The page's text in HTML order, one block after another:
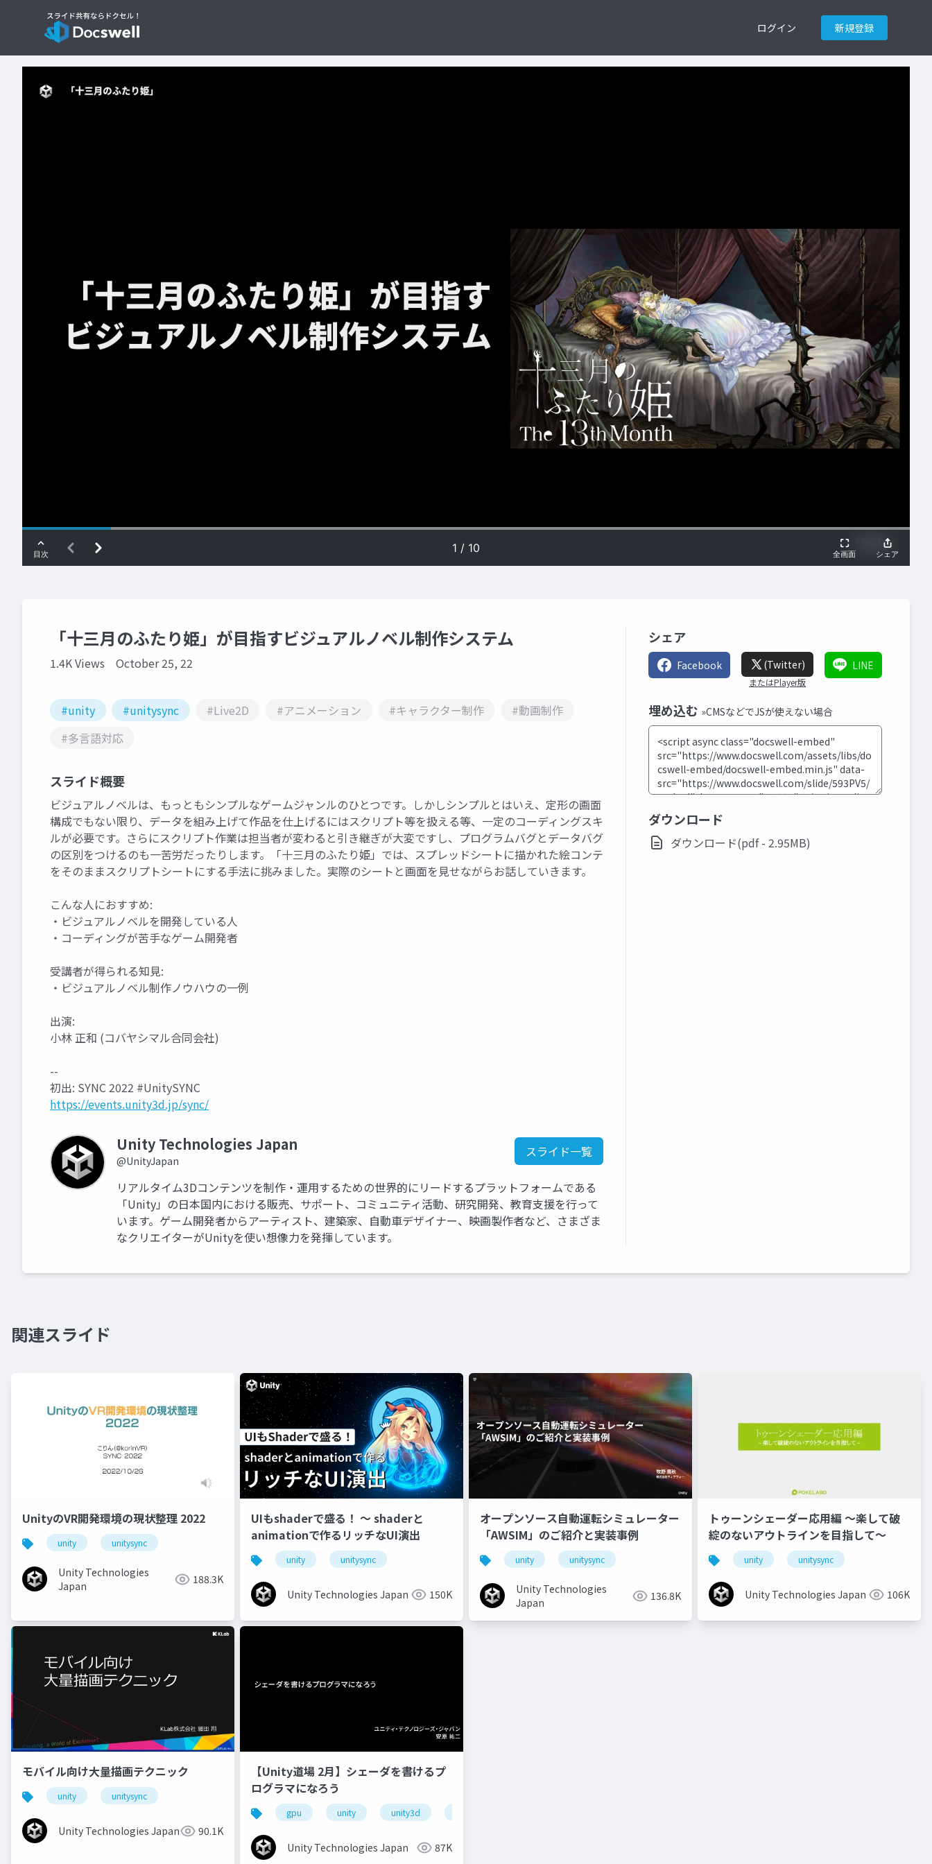
ログイン 新規登録
「十三月のふたり姫」が目指すビジュアルノベル制作システム
1.4K Views October 25, 22
#unity #unitysync #Live2D #アニメーション #キャラクター制作
#動画制作
#多言語対応
スライド概要
ビジュアルノベルは、もっともシンプルなゲームジャンルのひとつです。しかしシンプルとはいえ、定形の画面
構成でもない限り、データを組み上げて作品を仕上げるにはスクリプト等を扱える等、一定のコーディングスキ
ルが必要です。さらにスクリプト作業は担当者が変わると引き継ぎが大変ですし、プログラムバグとデータバグ
の区別をつけるのも一苦労だったりします。「十三月のふたり姫」では、スプレッドシートに描かれた絵コンテ
をそのままスクリプトシートにする手法に挑みました。実際のシートと画面を見せながらお話していきます。
こんな人におすすめ:
・ビジュアルノベルを開発している人
・コーディングが苦手なゲーム開発者
受講者が得られる知見:
・ビジュアルノベル制作ノウハウの一例
出演:
小林 正和 (コバヤシマル合同会社)
--
初出: SYNC 2022 #UnitySYNC
https://events.unity3d.jp/sync/
Unity Technologies Japan
@UnityJapan
スライド一覧
リアルタイム3Dコンテンツを制作・運用するための世界的にリードするプラットフォームである
「Unity」の日本国内における販売、サポート、コミュニティ活動、研究開発、教育支援を行って
います。ゲーム開発者からアーティスト、建築家、自動車デザイナー、映画製作者など、さまざま
なクリエイターがUnityを使い想像力を発揮しています。
シェア
Facebook (Twitter)
またはPlayer版
LINE
埋め込む »CMSなどでJSが使えない場合
ダウンロード
ダウンロード(pdf - 2.95MB)
関連スライド
UnityのVR開発環境の現状整理 2022
unity unitysync
Unity Technologies
Japan
188.3K
UIもshaderで盛る！ 〜 shaderと
animationで作るリッチなUI演出
unity unitysync
Unity Technologies Japan 150K
オープンソース自動運転シミュレーター
「AWSIM」のご紹介と実装事例
unity unitysync
Unity Technologies
Japan
136.8K
トゥーンシェーダー応用編 ～楽して破
綻のないアウトラインを目指して～
unity unitysync
Unity Technologies Japan 106K
モバイル向け大量描画テクニック
unity unitysync
Unity Technologies Japan 90.1K
【Unity道場 2月】シェーダを書けるプ
ログラマになろう
gpu unity unity3d
Unity Technologies Japan 87K